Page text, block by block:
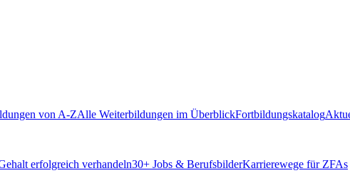
von A-ZAlle Weiterbildungen im ÜberblickFortbildungskatalog
erfolgreich verhandeln30+ Jobs & BerufsbilderKarrierewege für ZFAs